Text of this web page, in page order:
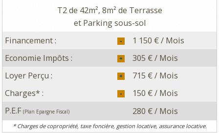
T2 de 42m², 8m² de Terrasse
et Parking sous-sol
Financement :
1 150 € / Mois
Economie Impôts :
305 € / Mois
Loyer Perçu :
715 € / Mois
Charges* :
150 € / Mois
P.E.F (Plan Epargne Fiscal) 280 € / Mois
* Charges de copropriété, taxe foncière, gestion locative, assurance locative.